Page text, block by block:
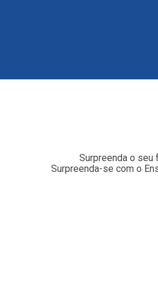
Surpreenda o seu
Surpreenda-se com o